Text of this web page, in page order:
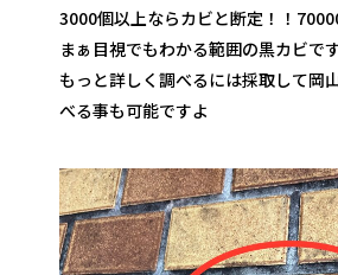
3000個以上ならカビと断定！！
まぁ目視でもわかる範囲の黒カビで
もっと詳しく調べるには採取して岡
べる事も可能ですよ